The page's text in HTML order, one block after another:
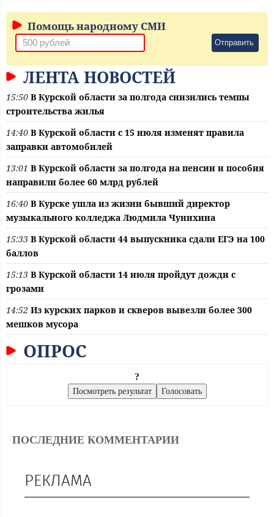
Помощь народному СМИ
Отправить
ЛЕНТА НОВОСТЕЙ
15:50 В Курской области за полгода снизились темпы
строительства жилья
14:40 В Курской области с 15 июля изменят правила
заправки автомобилей
13:01 В Курской области за полгода на пенсии и пособия
направили более 60 млрд рублей
16:40 В Курске ушла из жизни бывший директор
музыкального колледжа Людмила Чунихина
15:33 В Курской области 44 выпускника сдали ЕГЭ на 100
баллов
15:13 В Курской области 14 июля пройдут дожди с
грозами
14:52 Из курских парков и скверов вывезли более 300
мешков мусора
ОПРОС
?
ПОСЛЕДНИЕ КОММЕНТАРИИ
РЕКЛАМА